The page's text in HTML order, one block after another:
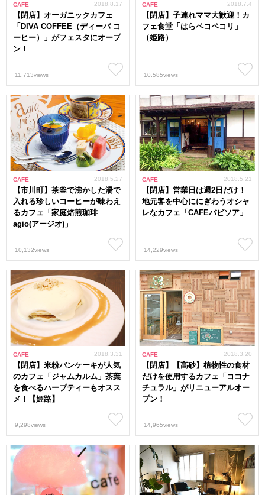
CAFE
【閉店】オーガニックカフェ
「DIVA COFFEE（ディーバ コ
ーヒー）」がフェスタにオープ
ン！
2018.8.17
11,713views
CAFE
【閉店】子連れママ大歓迎！カ
フェ食堂「はらペコペコリ」
（姫路）
2018.7.4
10,585views
CAFE
【市川町】茶釜で沸かした湯で
入れる珍しいコーヒーが味わえ
るカフェ「家庭焙煎珈琲
agio(アージオ)」
2018.5.27
10,132views
CAFE
【閉店】営業日は週2日だけ！
地元客を中心ににぎわうオシャ
レなカフェ「CAFEバビソア」
2018.5.21
14,229views
CAFE
【閉店】米粉パンケーキが人気
のカフェ「ジャムカルム」茶葉
を食べるハーブティーもオスス
メ！【姫路】
2018.3.31
9,298views
CAFE
【閉店】【高砂】植物性の食材
だけを使用するカフェ「ココナ
チュラル」がリニューアルオー
プン！
2018.3.20
14,965views